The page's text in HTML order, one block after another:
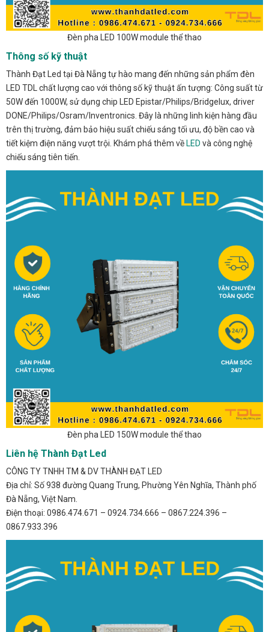
Đèn pha LED 100W module thể thao
Thông số kỹ thuật
Thành Đạt Led tại Đà Nẵng tự hào mang đến những sản phẩm đèn
LED TDL chất lượng cao với thông số kỹ thuật ấn tượng: Công suất từ
50W đến 1000W, sử dụng chip LED Epistar/Philips/Bridgelux, driver
DONE/Philips/Osram/Inventronics. Đây là những linh kiện hàng đầu
trên thị trường, đảm bảo hiệu suất chiếu sáng tối ưu, độ bền cao và
tiết kiệm điện năng vượt trội. Khám phá thêm về LED và công nghệ
chiếu sáng tiên tiến.
Đèn pha LED 150W module thể thao
Liên hệ Thành Đạt Led
CÔNG TY TNHH TM & DV THÀNH ĐẠT LED
Địa chỉ: Số 938 đường Quang Trung, Phường Yên Nghĩa, Thành phố
Đà Nẵng, Việt Nam.
Điện thoại: 0986.474.671 – 0924.734.666 – 0867.224.396 –
0867.933.396